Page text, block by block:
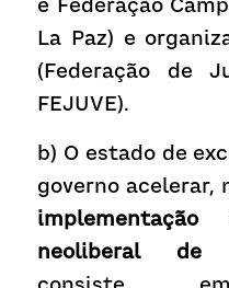
e Federação
La Paz) e
(Federação de
FEJUVE).
b) O estado de
governo acelerar,
neoliberal de